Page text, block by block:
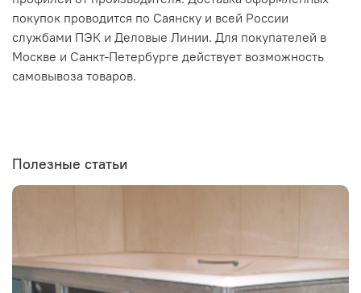
покупок проводится по Саянску и всей России
службами ПЭК и Деловые Линии. Для покупателей в
Москве и Санкт-Петербурге действует возможность
самовывоза товаров.
Полезные статьи